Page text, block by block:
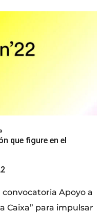
que figure en el
Apoyo a
Caixa” para impulsar